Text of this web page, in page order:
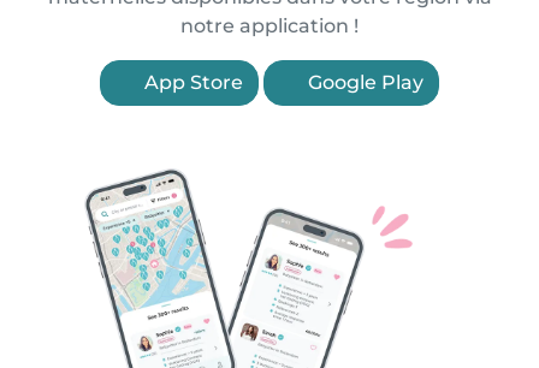
notre application !
App Store Google Play